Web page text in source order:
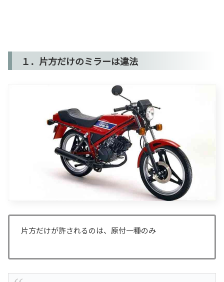
１．片方だけのミラーは違法
片方だけが許されるのは、原付一種のみ